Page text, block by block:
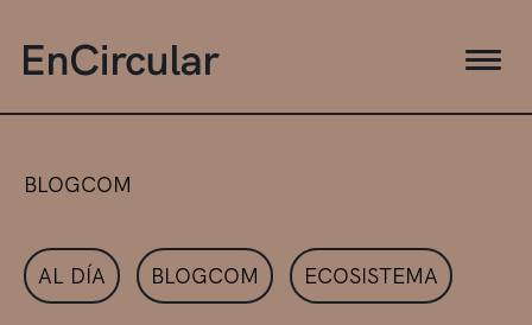
BLOGCOM
AL DÍA BLOGCOM ECOSISTEMA